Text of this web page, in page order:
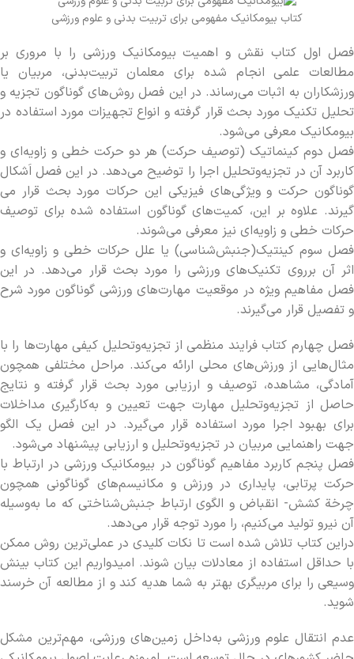
کتاب بیومکانیک مفهومی برای تربیت بدنی و علوم ورزشی
فصل اول کتاب نقش و اهمیت بیومکانیک ورزشی را با مروری بر
مطالعات علمی انجام شده برای معلمان تربیت­‌بدنی، مربیان یا
ورزشکاران به اثبات می­‌رساند. در این فصل روش‌­های گوناگون تجزیه و
تحلیل تکنیک مورد بحث قرار گرفته و انواع تجهیزات مورد استفاده در
بیومکانیک معرفی می‌شود.
فصل دوم کینماتیک (توصیف حرکت) هر دو حرکت خطی و زاویه­‌ای و
کاربرد آن در تجزیه‌وتحلیل اجرا را توضیح می­‌دهد. در این فصل اَشکال
گوناگون حرکت و ویژگی­‌های فیزیکی این حرکات مورد بحث قرار می­‌
گیرند. علاوه بر این، کمیت­‌های گوناگون استفاده شده برای توصیف
حرکات خطی و زاویه‌­ای نیز معرفی می­‌شوند.
فصل سوم کینتیک(جنبش­‌شناسی) یا علل حرکات خطی و زاویه‌­ای و
اثر آن برروی تکنیک‌های ورزشی را مورد بحث قرار می­‌دهد. در این
فصل مفاهیم ویژه در موقعیت مهارت­‌های ورزشی گوناگون مورد شرح
و تفصیل قرار می­‌گیرند.
فصل چهارم کتاب فرایند منظمی از تجزیه‌­وتحلیل کیفی مهارت­‌ها را با
مثال­‌هایی از ورزش‌های محلی ارائه می­‌کند. مراحل مختلفی همچون
آمادگی، مشاهده، توصیف و ارزیابی مورد بحث قرار گرفته و نتایج
حاصل از تجزیه‌­وتحلیل مهارت جهت تعیین و به­‌کارگیری مداخلات
برای بهبود اجرا مورد استفاده قرار می‌­گیرد. در این فصل یک الگو
جهت راهنمایی مربیان در تجزیه‌­وتحلیل و ارزیابی پیشنهاد می‌­شود.
فصل پنجم کاربرد مفاهیم گوناگون در بیومکانیک ورزشی در ارتباط با
حرکت پرتابی، پایداری در ورزش و مکانیسم‌­های گوناگونی همچون
چرخة کشش- انقباض و الگوی ارتباط جنبش­‌شناختی که ما به‌­وسیله
آن نیرو تولید می­‌کنیم، را مورد توجه قرار می­‌دهد.
دراین کتاب تلاش شده است تا نکات کلیدی در عملی‌­ترین روش ممکن
با حداقل استفاده از معادلات بیان شوند. امیدواریم این کتاب بینش
وسیعی را برای مربیگری بهتر به شما هدیه کند و از مطالعه آن خرسند
شوید.
عدم انتقال علوم ورزشی به‌­داخل زمین­‌های ورزشی، مهم‌­ترین مشکل